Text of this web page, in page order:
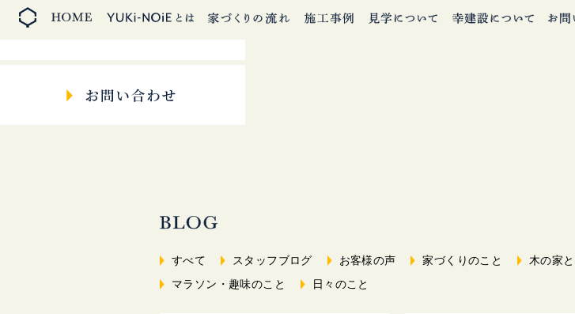
すべて スタッフブログ お客様の声 家づくりのこと 木の家
マラソン・趣味のこと
日々のこと